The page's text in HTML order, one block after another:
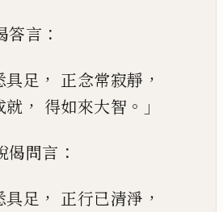
答言 ：
具足 ， 正念常寂靜 ，
就 ， 得如來大智 。」
偈問言 ：
具足 ， 正行已清淨 ，